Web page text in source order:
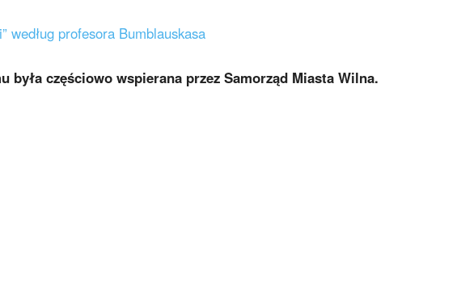
według profesora Bumblauskasa
była częściowo wspierana przez Samorząd Miasta Wilna.